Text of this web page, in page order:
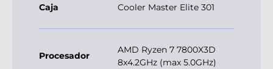
Caja Cooler Master Elite 301
Procesador
AMD Ryzen 7 7800X3D
8x4.2GHz (max 5.0GHz)